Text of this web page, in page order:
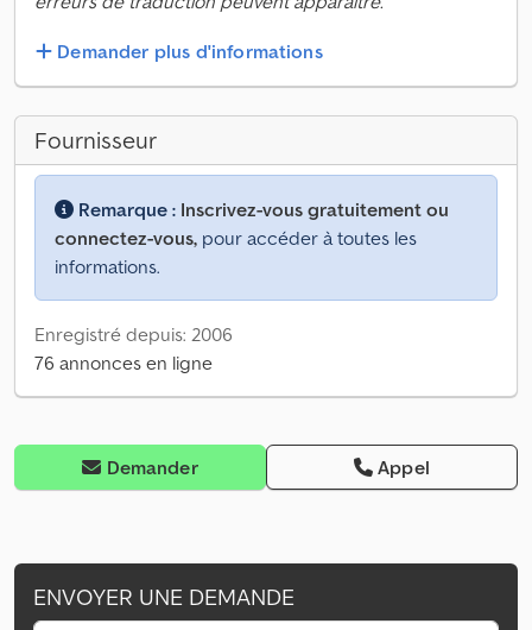
Demander plus d'informations
Fournisseur
Remarque : Inscrivez-vous gratuitement ou
connectez-vous, pour accéder à toutes les
informations.
Enregistré depuis: 2006
76 annonces en ligne
Demander Appel
ENVOYER UNE DEMANDE